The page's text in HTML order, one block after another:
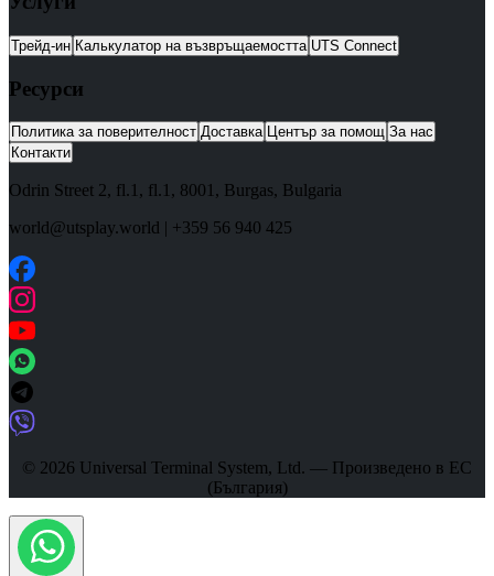
Трейд-ин Калькулатор на възвръщаемостта UTS Connect
Ресурси
Политика за поверителност Доставка Център за помощ За нас
Контакти
Odrin Street 2, fl.1 , fl.1, 8001 , Burgas, Bulgaria
world@utsplay.world | +359 56 940 425
© 2026 Universal Terminal System, Ltd. — Произведено в ЕС
(България)